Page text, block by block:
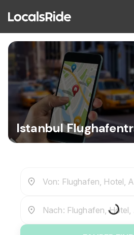
Istanbul
Von: Flughafen, Hotel,
Nach: Flughafen, Hotel,